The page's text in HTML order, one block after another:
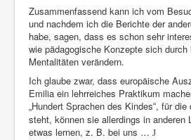
Zusammenfassend kann ich vom
und nachdem ich die Berichte der
habe, sagen, dass es schon sehr
wie pädagogische Konzepte sich
Mentalitäten verändern.
Ich glaube zwar, dass europäische
Emilia ein lehrreiches Praktikum
„Hundert Sprachen des Kindes“, für die
steht, können sie allerdings in anderen
etwas lernen, z. B. bei uns … J